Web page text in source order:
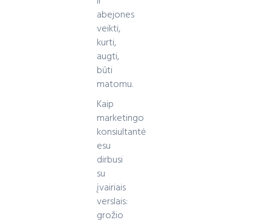
abejones
veikti,
kurti,
augti,
būti
matomu.
Kaip
marketingo
konsiultantė
esu
dirbusi
su
įvairiais
verslais:
grožio